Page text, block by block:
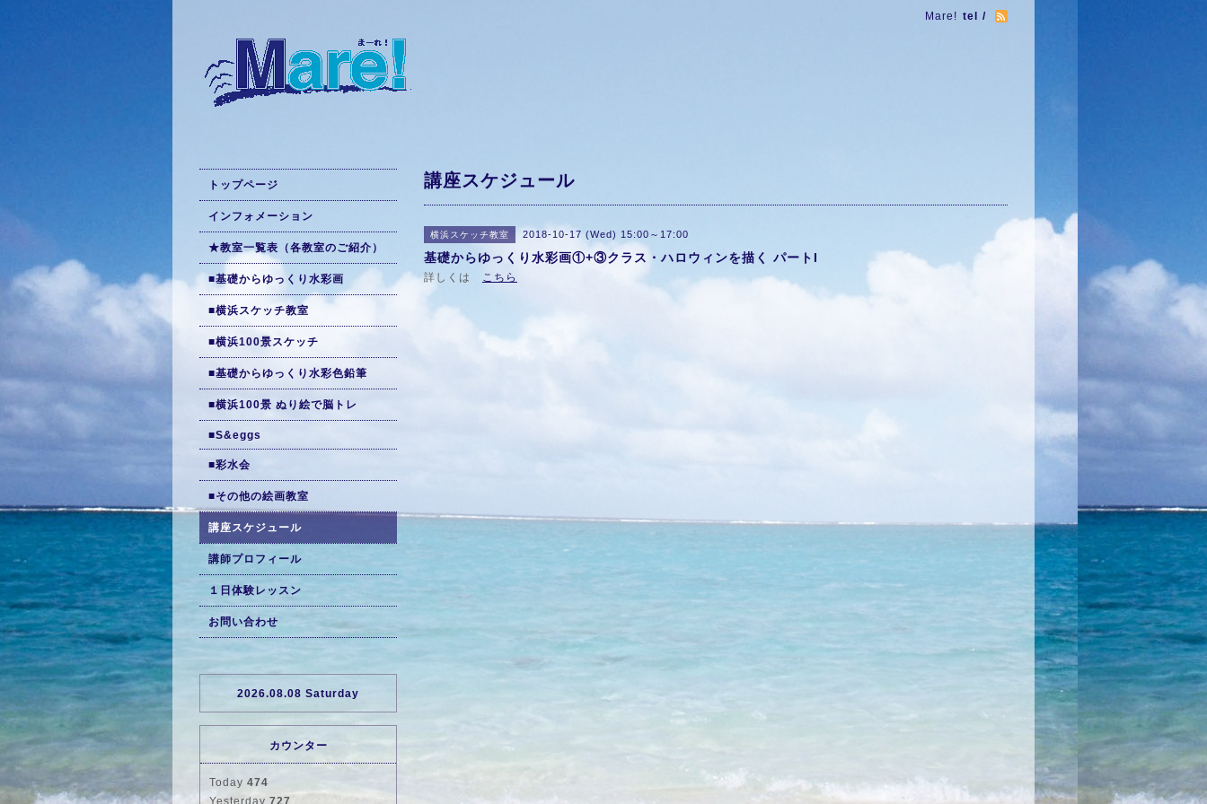
Mare! tel /
講座スケジュール
横浜スケッチ教室 2018-10-17 (Wed) 15:00～17:00
基礎からゆっくり水彩画①+③クラス・ハロウィンを描く パートI
詳しくは こちら
トップページ
インフォメーション
★教室一覧表（各教室のご紹介）
■基礎からゆっくり水彩画
■横浜スケッチ教室
■横浜100景スケッチ
■基礎からゆっくり水彩色鉛筆
■横浜100景 ぬり絵で脳トレ
■S&eggs
■彩水会
■その他の絵画教室
講座スケジュール
講師プロフィール
１日体験レッスン
お問い合わせ
2026.08.08 Saturday
カウンター
Today 474
Yesterday 727